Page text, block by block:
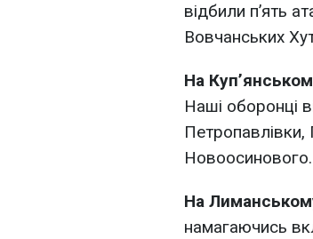
відбили п’ять
Вовчанських
На
Наші оборонці
Петропавлівки,
Новоосинового.
На
намагаючись